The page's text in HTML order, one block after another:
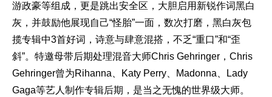
游政豪等组成，更是跳出安全区，大胆启用新锐作词黑白
灰，并鼓励他展现自己“怪胎”一面，数次打磨，黑白灰包
揽专辑中3首好词，诗意与肆意混搭，不乏“重口”和“歪
斜”。特邀母带后期处理混音大师Chris Gehringer，Chris
Gehringer曾为Rihanna、Katy Perry、Madonna、Lady
Gaga等艺人制作专辑后期，是当之无愧的世界级大师。